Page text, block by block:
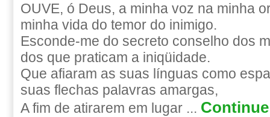
OUVE, ó Deus, a minha voz na minha
minha vida do temor do inimigo.
Esconde-me do secreto conselho dos
dos que praticam a iniqüidade.
Que afiaram as suas línguas como
suas flechas palavras amargas,
A fim de atirarem em lugar ...